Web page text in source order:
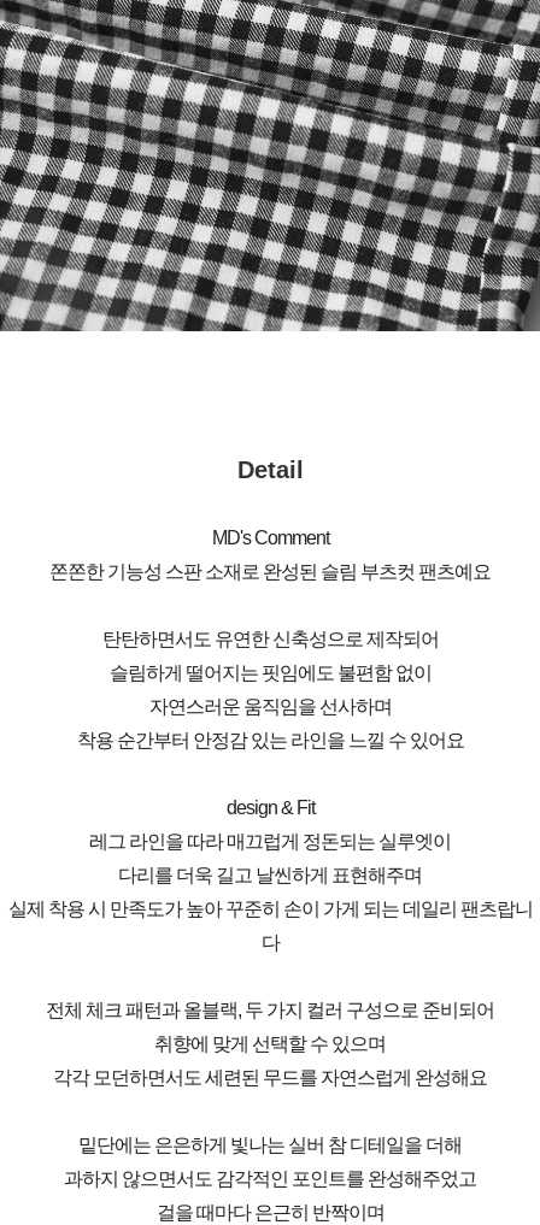
Detail
MD's Comment
쫀쫀한 기능성 스판 소재로 완성된 슬림 부츠컷 팬츠예요
탄탄하면서도 유연한 신축성으로 제작되어
슬림하게 떨어지는 핏임에도 불편함 없이
자연스러운 움직임을 선사하며
착용 순간부터 안정감 있는 라인을 느낄 수 있어요
design & Fit
레그 라인을 따라 매끄럽게 정돈되는 실루엣이
다리를 더욱 길고 날씬하게 표현해주며
실제 착용 시 만족도가 높아 꾸준히 손이 가게 되는 데일리 팬츠랍니
다
전체 체크 패턴과 올블랙, 두 가지 컬러 구성으로 준비되어
취향에 맞게 선택할 수 있으며
각각 모던하면서도 세련된 무드를 자연스럽게 완성해요
밑단에는 은은하게 빛나는 실버 참 디테일을 더해
과하지 않으면서도 감각적인 포인트를 완성해주었고
걸을 때마다 은근히 반짝이며